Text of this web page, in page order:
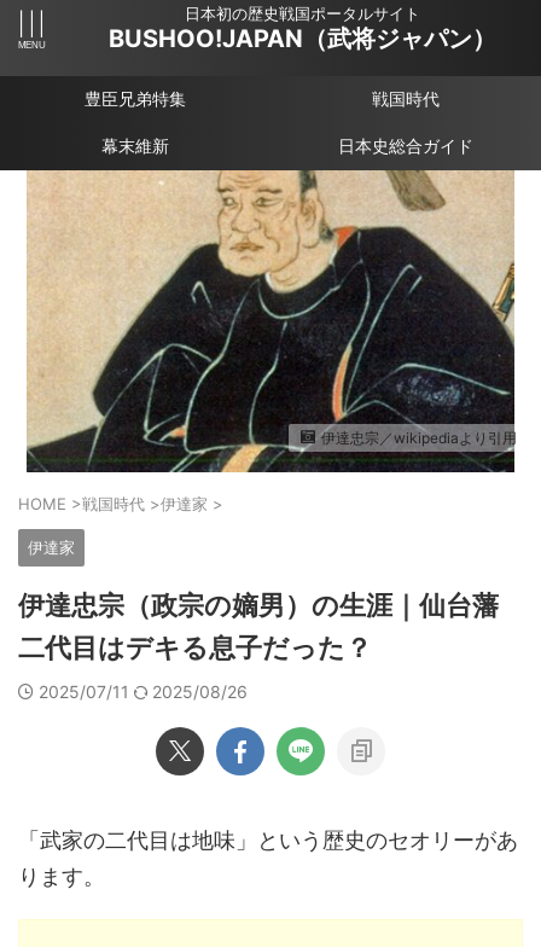
日本初の歴史戦国ポータルサイト
BUSHOO!JAPAN（武将ジャパン）
豊臣兄弟特集 戦国時代
幕末維新 日本史総合ガイド
伊達忠宗／wikipediaより引用
HOME >戦国時代 >伊達家 >
伊達家
伊達忠宗（政宗の嫡男）の生涯｜仙台藩
二代目はデキる息子だった？
2025/07/11 2025/08/26
「武家の二代目は地味」という歴史のセオリーがあ
ります。